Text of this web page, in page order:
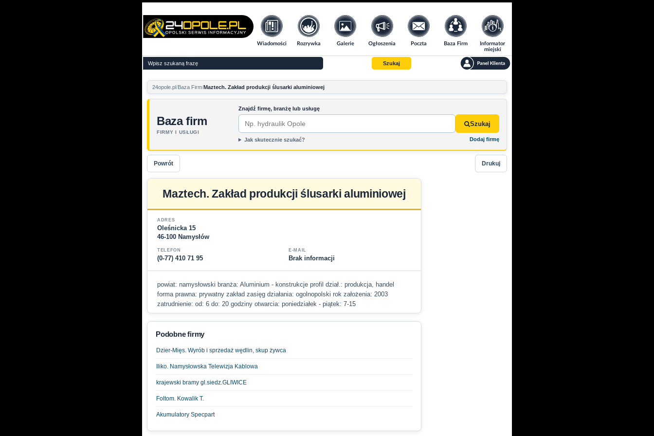
Wiadomości Rozrywka Galerie Ogłoszenia Poczta Baza Firm
Informator
miejski
Szukaj
24opole.pl Baza Firm Maztech. Zakład produkcji ślusarki aluminiowej
Baza firm
FIRMY I USŁUGI
Znajdź firmę, branżę lub usługę
Szukaj
Jak skutecznie szukać? Dodaj firmę
Powrót Drukuj
Maztech. Zakład produkcji ślusarki aluminiowej
ADRES
Oleśnicka 15
46-100 Namysłów
TELEFON
(0-77) 410 71 95
E-MAIL
Brak informacji
powiat: namysłowski branża: Aluminium - konstrukcje profil dział.: produkcja, handel
forma prawna: prywatny zakład zasięg działania: ogolnopolski rok założenia: 2003
zatrudnienie: od: 6 do: 20 godziny otwarcia: poniedziałek - piątek: 7-15
Podobne firmy
Dzier-Mięs. Wyrób i sprzedaż wędlin, skup żywca
Iliko. Namysłowska Telewizja Kablowa
krajewski bramy gl.siedz.GLIWICE
Foltom. Kowalik T.
Akumulatory Specpart